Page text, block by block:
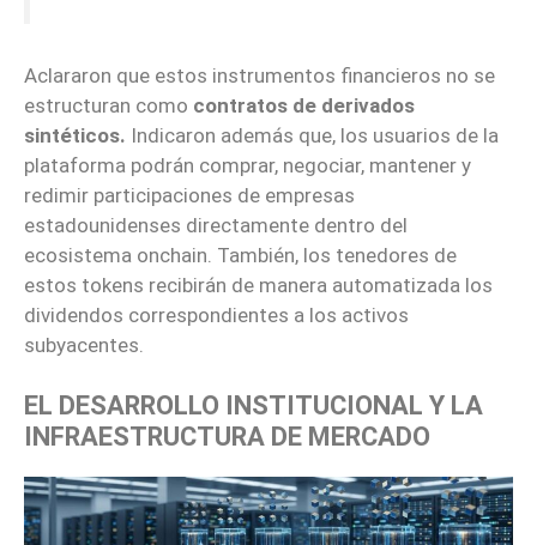
Aclararon que estos instrumentos financieros no se
estructuran como contratos de derivados
sintéticos. Indicaron además que, los usuarios de la
plataforma podrán comprar, negociar, mantener y
redimir participaciones de empresas
estadounidenses directamente dentro del
ecosistema onchain. También, los tenedores de
estos tokens recibirán de manera automatizada los
dividendos correspondientes a los activos
subyacentes.
EL DESARROLLO INSTITUCIONAL Y LA
INFRAESTRUCTURA DE MERCADO